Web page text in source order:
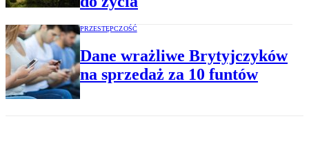
PRZESTĘPCZOŚĆ
Dane wrażliwe Brytyjczyków
na sprzedaż za 10 funtów